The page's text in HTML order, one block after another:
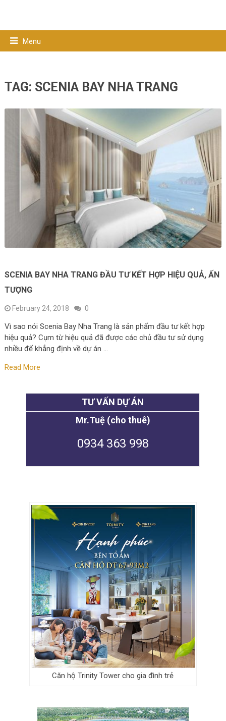
Menu
TAG: SCENIA BAY NHA TRANG
SCENIA BAY NHA TRANG ĐẦU TƯ KẾT HỢP HIỆU QUẢ, ẤN
TƯỢNG
February 24, 2018 0
Vì sao nói Scenia Bay Nha Trang là sản phẩm đầu tư kết hợp
hiệu quả? Cụm từ hiệu quả đã được các chủ đầu tư sử dụng
nhiều để khẳng định về dự án …
Read More
TƯ VẤN DỰ ÁN
Mr.Tuệ (cho thuê)
0934 363 998
Căn hộ Trinity Tower cho gia đình trẻ